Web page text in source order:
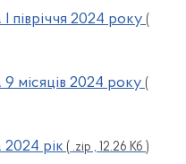
І півріччя 2024 року (
9 місяців 2024 року (
2024 рік ( .zip , 12.26 Кб )